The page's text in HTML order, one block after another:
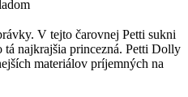
V tejto čarovnej Petti sukni
najkrajšia princezná. Petti Dolly
materiálov príjemných na